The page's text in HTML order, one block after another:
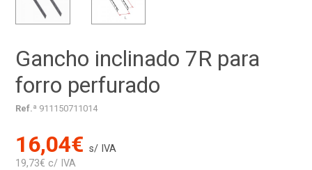
Gancho inclinado 7R para
forro perfurado
Ref.ª 911150711014
16,04€ s/ IVA
19,73€ c/ IVA